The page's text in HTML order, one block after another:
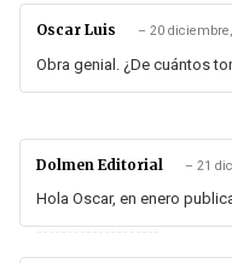
Oscar Luis – 20 diciembre,
Obra genial. ¿De cuántos
Dolmen Editorial – 21
Hola Oscar, en enero